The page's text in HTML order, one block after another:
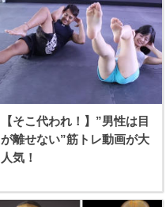
【そこ代われ！】”男性は目
が離せない”筋トレ動画が大
人気！